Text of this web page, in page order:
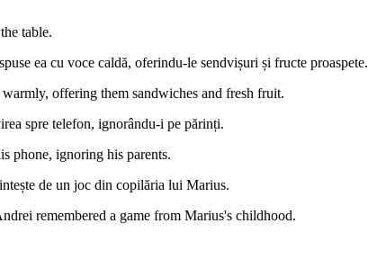
table.
ea cu voce caldă, oferindu-le sendvișuri și fructe proaspete.
offering them sandwiches and fresh fruit.
spre telefon, ignorându-i pe părinți.
phone, ignoring his parents.
de un joc din copilăria lui Marius.
remembered a game from Marius's childhood.